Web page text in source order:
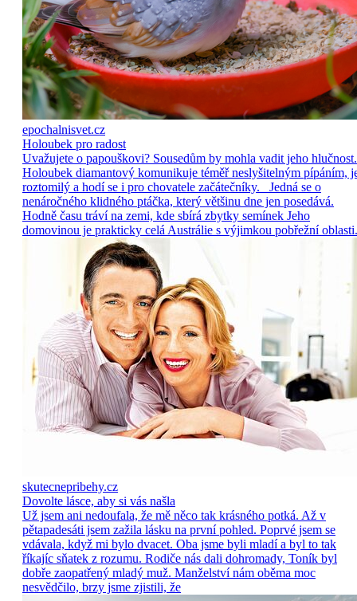
epochalnisvet.cz
Holoubek pro radost
Uvažujete o papouškovi? Sousedům by mohla vadit jeho hlučnost.
Holoubek diamantový komunikuje téměř neslyšitelným pípáním,
roztomilý a hodí se i pro chovatele začátečníky. Jedná se o
nenáročného klidného ptáčka, který většinu dne jen posedává.
Hodně času tráví na zemi, kde sbírá zbytky semínek Jeho
domovinou je prakticky celá Austrálie s výjimkou pobřežní oblasti.
skutecnepribehy.cz
Dovolte lásce, aby si vás našla
Už jsem ani nedoufala, že mě něco tak krásného potká. Až v
pětapadesáti jsem zažila lásku na první pohled. Poprvé jsem se
vdávala, když mi bylo dvacet. Oba jsme byli mladí a byl to tak
říkajíc sňatek z rozumu. Rodiče nás dali dohromady, Toník byl
dobře zaopatřený mladý muž. Manželství nám oběma moc
nesvědčilo, brzy jsme zjistili, že